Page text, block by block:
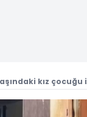
kız çocuğu